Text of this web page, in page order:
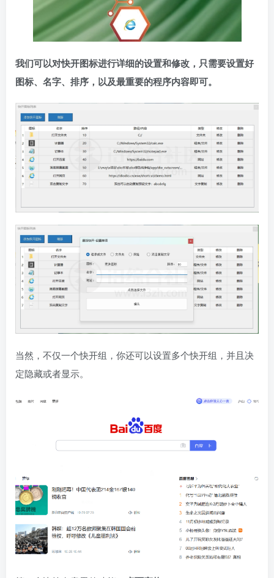
我们可以对快开图标进行详细的设置和修改，只需要设置好
图标、名字、排序，以及最重要的程序内容即可。
当然，不仅一个快开组，你还可以设置多个快开组，并且决
定隐藏或者显示。